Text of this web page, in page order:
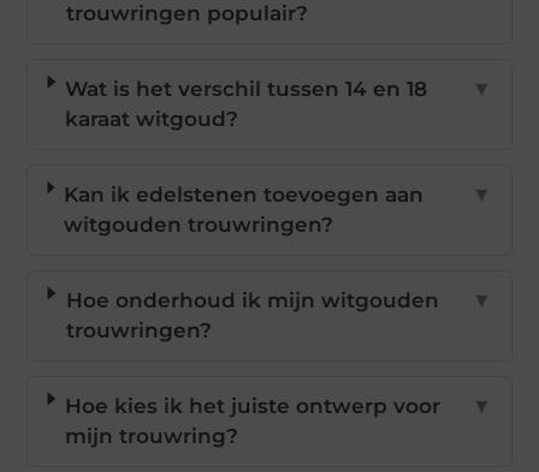
trouwringen populair?
Wat is het verschil tussen 14 en 18
karaat witgoud?
▼
Kan ik edelstenen toevoegen aan
witgouden trouwringen?
▼
Hoe onderhoud ik mijn witgouden
trouwringen?
▼
Hoe kies ik het juiste ontwerp voor
mijn trouwring?
▼